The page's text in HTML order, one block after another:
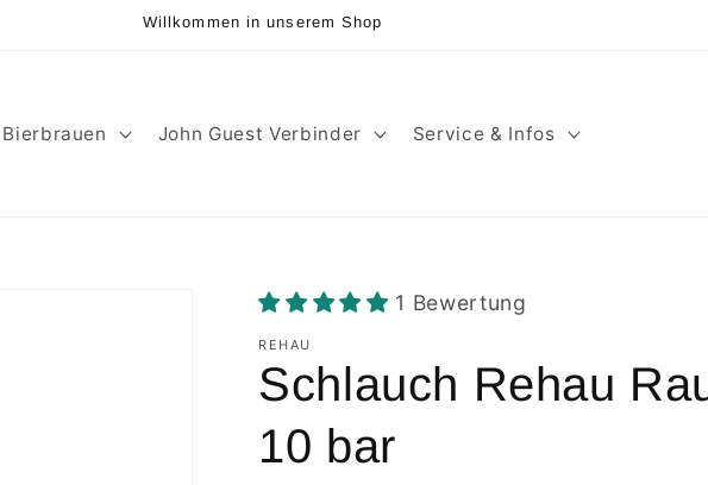
Willkommen in unserem Shop
Bierbrauen John Guest Verbinder Service & Infos
1 Bewertung
REHAU
Schlauch Rehau
10 bar